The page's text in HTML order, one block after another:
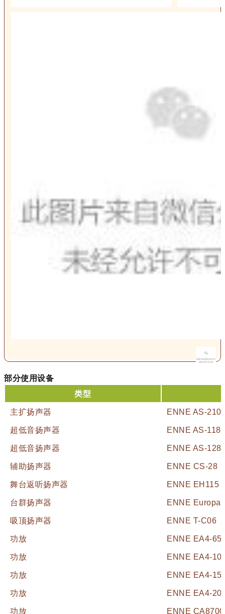
部分使用设备
类型
主扩扬声器 ENNE AS-
超低音扬声器 ENNE AS-
超低音扬声器 ENNE AS-
辅助扬声器 ENNE CS-28
舞台返听扬声器 ENNE EH115
台群扬声器 ENNE Europa
吸顶扬声器 ENNE T-C06
功放 ENNE EA4-
功放 ENNE EA4-
功放 ENNE EA4-
功放 ENNE EA4-
功放 ENNE CA8700